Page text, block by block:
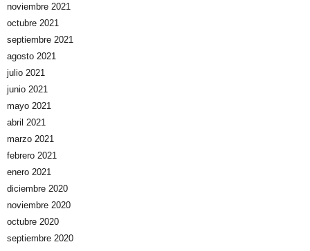
noviembre 2021
octubre 2021
septiembre 2021
agosto 2021
julio 2021
junio 2021
mayo 2021
abril 2021
marzo 2021
febrero 2021
enero 2021
diciembre 2020
noviembre 2020
octubre 2020
septiembre 2020